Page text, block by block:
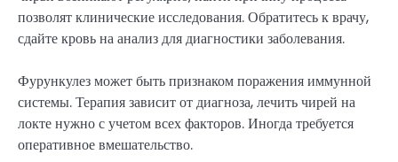
позволят клинические исследования. Обратитесь к врачу,
сдайте кровь на анализ для диагностики заболевания.
Фурункулез может быть признаком поражения иммунной
системы. Терапия зависит от диагноза, лечить чирей на
локте нужно с учетом всех факторов. Иногда требуется
оперативное вмешательство.